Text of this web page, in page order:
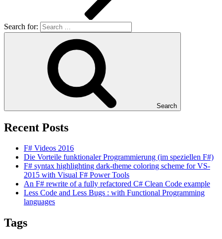
Search for:
Search
Recent Posts
F# Videos 2016
Die Vorteile funktionaler Programmierung (im speziellen F#)
F# syntax highlighting dark-theme coloring scheme for VS-
2015 with Visual F# Power Tools
An F# rewrite of a fully refactored C# Clean Code example
Less Code and Less Bugs : with Functional Programming
languages
Tags